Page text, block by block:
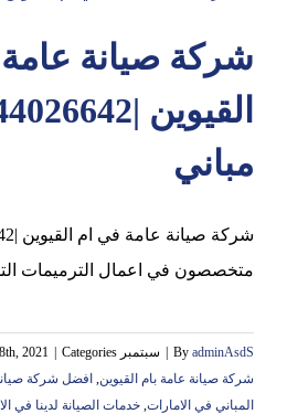
شركة صيانة
مباني
متخصصون في اعمال الترميمات
By adminAsdS سبتمبر 18th, 2021 Categories:
شركة صيانة عامة بام القيوين, افضل شركة
المباني في الامارات, خدمات الصيانة لدينا في